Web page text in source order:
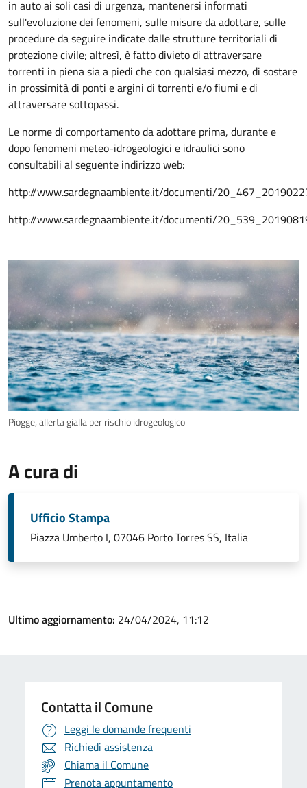
in auto ai soli casi di urgenza, mantenersi informati
sull'evoluzione dei fenomeni, sulle misure da adottare, sulle
procedure da seguire indicate dalle strutture territoriali di
protezione civile; altresì, è fatto divieto di attraversare
torrenti in piena sia a piedi che con qualsiasi mezzo, di sostare
in prossimità di ponti e argini di torrenti e/o fiumi e di
attraversare sottopassi.
Le norme di comportamento da adottare prima, durante e
dopo fenomeni meteo-idrogeologici e idraulici sono
consultabili al seguente indirizzo web:
http://www.sardegnaambiente.it/documenti/
http://www.sardegnaambiente.it/documenti/
Piogge, allerta gialla per rischio idrogeologico
A cura di
Ufficio Stampa
Piazza Umberto I, 07046 Porto Torres SS, Italia
Ultimo aggiornamento: 24/04/2024, 11:12
Contatta il Comune
Leggi le domande frequenti
Richiedi assistenza
Chiama il Comune
Prenota appuntamento